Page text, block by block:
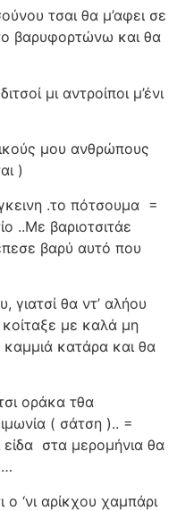
τσαι θα μ’αφει σε
βαρυφορτώνω και θα
μι αντροίποι μ’ένι
μου ανθρώπους
)
.το πότσουμα =
..Με βαριοτσιτάε
βαρύ αυτό που
γιατσί θα ντ’ αλήου
κοίταξε με καλά μη
κατάρα και θα
οράκα τθα
( σάτση ).. =
στα μερομήνια θα
…
‘νι αρίκχου χαμπάρι